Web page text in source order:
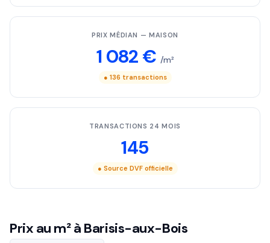
PRIX MÉDIAN — MAISON
1 082 € /m²
● 136 transactions
TRANSACTIONS 24 MOIS
145
● Source DVF officielle
Prix au m² à Barisis-aux-Bois